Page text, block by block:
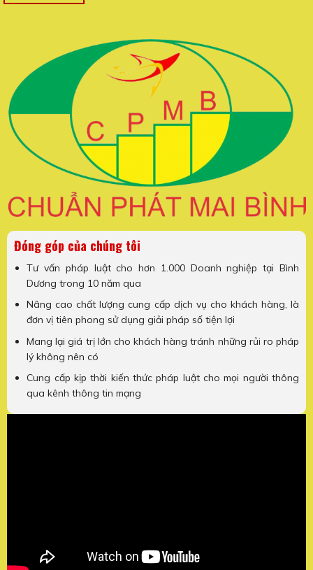
Đóng góp của chúng tôi
Tư vấn pháp luật cho hơn 1.000 Doanh nghiệp tại Bình
Dương trong 10 năm qua
Nâng cao chất lượng cung cấp dịch vụ cho khách hàng, là
đơn vị tiên phong sử dụng giải pháp số tiện lợi
Mang lại giá trị lớn cho khách hàng tránh những rủi ro pháp
lý không nên có
Cung cấp kịp thời kiến thức pháp luật cho mọi người thông
qua kênh thông tin mạng